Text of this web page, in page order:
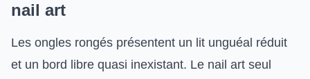
nail art
Les ongles rongés présentent un lit unguéal réduit
et un bord libre quasi inexistant. Le nail art seul